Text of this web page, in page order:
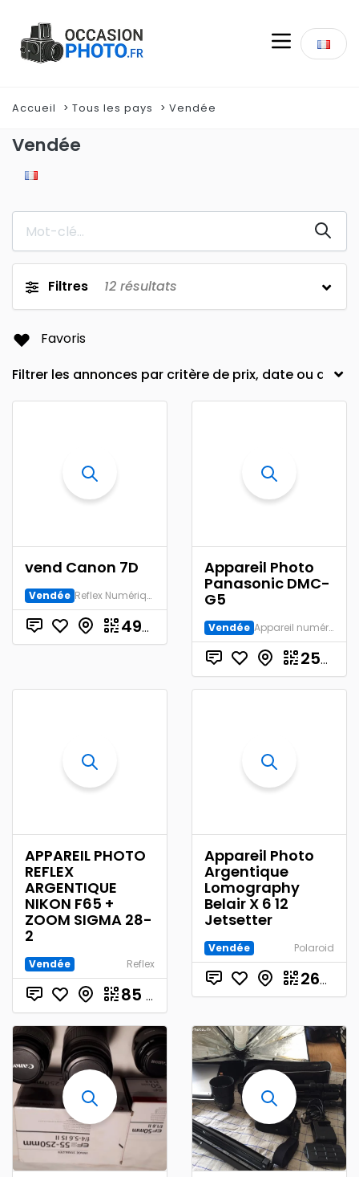
Accueil Tous les pays Vendée
Vendée
Filtres 12 résultats
Favoris
vend Canon 7D
Vendée Reflex Numérique
490.00
Appareil Photo
Panasonic DMC-
G5
Vendée Appareil numérique
250.00
APPAREIL PHOTO
REFLEX
ARGENTIQUE
NIKON F65 +
ZOOM SIGMA 28-
2
Vendée Reflex
85
Appareil Photo
Argentique
Lomography
Belair X 6 12
Jetsetter
Vendée Polaroid
260.00